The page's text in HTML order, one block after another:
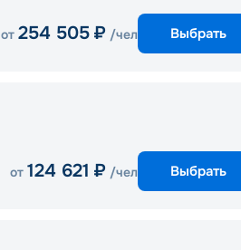
от 254 505 ₽ /чел Выбрать
от 124 621 ₽ /чел Выбрать